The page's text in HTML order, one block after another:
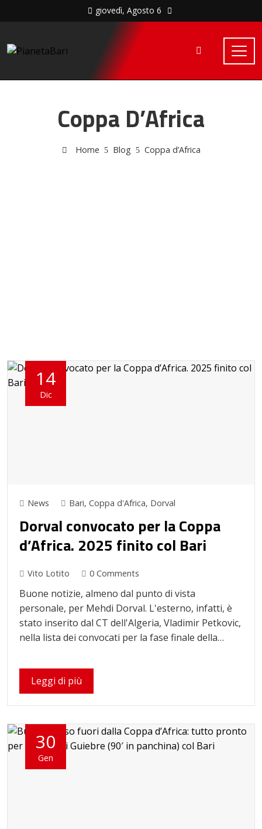
giovedì, Agosto 6
Coppa D’Africa
Home Blog Coppa d’Africa
14
Dic
News Bari, Coppa d'Africa, Dorval
Dorval convocato per la Coppa
d’Africa. 2025 finito col Bari
Vito Lotito 0 Comments
Buone notizie, almeno dal punto di vista
personale, per Mehdi Dorval. L'esterno, infatti, è
stato inserito dal CT dell'Algeria, Vladimir Petkovic,
nella lista dei convocati per la fase finale della…
Leggi di più
30
Gen